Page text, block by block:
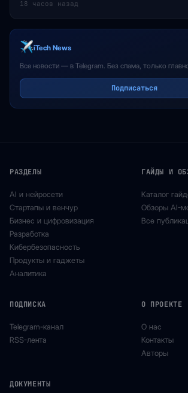
18 часов назад
iTech News
Все новости — в Telegram. Без спама, только
Подписаться
РАЗДЕЛЫ
AI и нейросети
Стартапы и венчур
Бизнес и цифровизация
Разработка
Кибербезопасность
Продукты и гаджеты
Аналитика
ГАЙДЫ И
Каталог
Обзоры AI-
Все
ПОДПИСКА
Telegram-канал
RSS-лента
О ПРОЕКТЕ
О нас
Контакты
Авторы
ДОКУМЕНТЫ